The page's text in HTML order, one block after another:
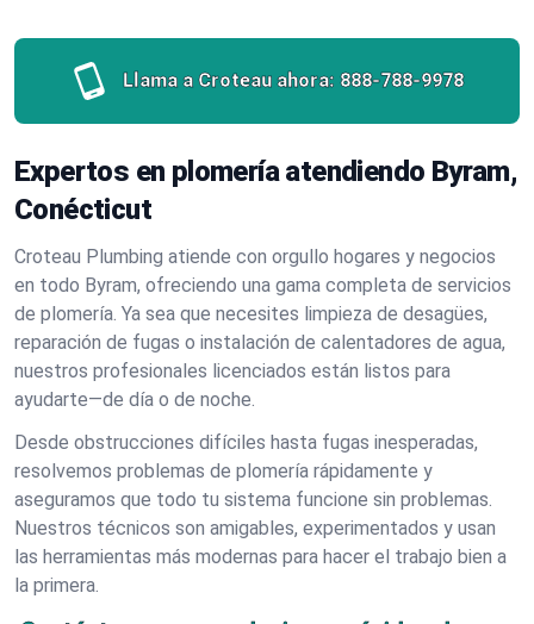
Llama a Croteau ahora: 888-788-9978
Expertos en plomería atendiendo Byram,
Conécticut
Croteau Plumbing atiende con orgullo hogares y negocios
en todo Byram, ofreciendo una gama completa de servicios
de plomería. Ya sea que necesites limpieza de desagües,
reparación de fugas o instalación de calentadores de agua,
nuestros profesionales licenciados están listos para
ayudarte—de día o de noche.
Desde obstrucciones difíciles hasta fugas inesperadas,
resolvemos problemas de plomería rápidamente y
aseguramos que todo tu sistema funcione sin problemas.
Nuestros técnicos son amigables, experimentados y usan
las herramientas más modernas para hacer el trabajo bien a
la primera.